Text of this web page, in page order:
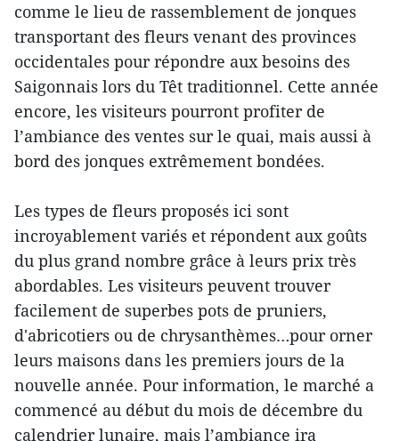
comme le lieu de rassemblement de jonques
transportant des fleurs venant des provinces
occidentales pour répondre aux besoins des
Saigonnais lors du Têt traditionnel. Cette année
encore, les visiteurs pourront profiter de
l’ambiance des ventes sur le quai, mais aussi à
bord des jonques extrêmement bondées.
Les types de fleurs proposés ici sont
incroyablement variés et répondent aux goûts
du plus grand nombre grâce à leurs prix très
abordables. Les visiteurs peuvent trouver
facilement de superbes pots de pruniers,
d'abricotiers ou de chrysanthèmes…pour orner
leurs maisons dans les premiers jours de la
nouvelle année. Pour information, le marché a
commencé au début du mois de décembre du
calendrier lunaire, mais l’ambiance ira